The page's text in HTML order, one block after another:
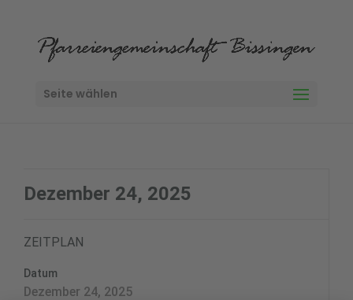
Seite wählen
Dezember 24, 2025
ZEITPLAN
Datum
Dezember 24, 2025